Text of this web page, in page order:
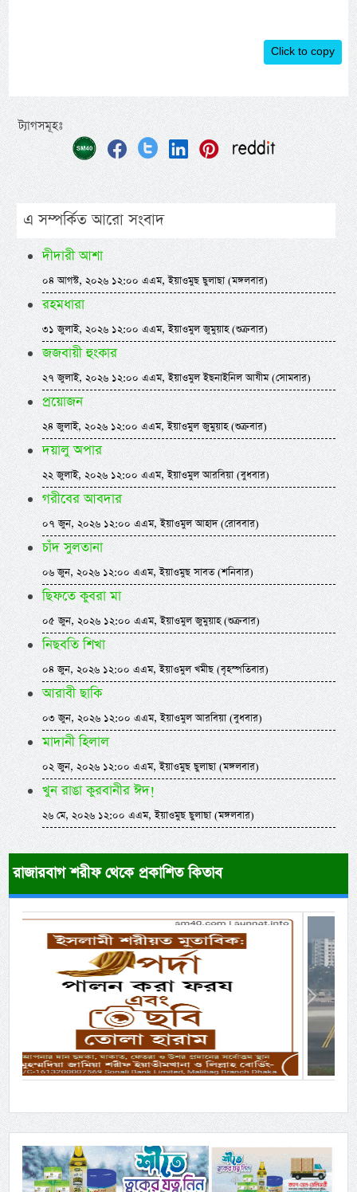
Click to copy
ট্যাগসমূহঃ
এ সম্পর্কিত আরো সংবাদ
দীদারী আশা
০৪ আগস্ট, ২০২৬ ১২:০০ এএম, ইয়াওমুছ ছুলাছা (মঙ্গলবার)
রহমধারা
৩১ জুলাই, ২০২৬ ১২:০০ এএম, ইয়াওমুল জুমুয়াহ (শুক্রবার)
জজবায়ী হুংকার
২৭ জুলাই, ২০২৬ ১২:০০ এএম, ইয়াওমুল ইছনাইনিল আযীম (সোমবার)
প্রয়োজন
২৪ জুলাই, ২০২৬ ১২:০০ এএম, ইয়াওমুল জুমুয়াহ (শুক্রবার)
দয়ালু অপার
২২ জুলাই, ২০২৬ ১২:০০ এএম, ইয়াওমুল আরবিয়া (বুধবার)
গরীবের আবদার
০৭ জুন, ২০২৬ ১২:০০ এএম, ইয়াওমুল আহাদ (রোববার)
চাঁদ সুলতানা
০৬ জুন, ২০২৬ ১২:০০ এএম, ইয়াওমুছ সাবত (শনিবার)
ছিফতে কুবরা মা
০৫ জুন, ২০২৬ ১২:০০ এএম, ইয়াওমুল জুমুয়াহ (শুক্রবার)
নিছবতি শিখা
০৪ জুন, ২০২৬ ১২:০০ এএম, ইয়াওমুল খমীছ (বৃহস্পতিবার)
আরাবী ছাকি
০৩ জুন, ২০২৬ ১২:০০ এএম, ইয়াওমুল আরবিয়া (বুধবার)
মাদানী হিলাল
০২ জুন, ২০২৬ ১২:০০ এএম, ইয়াওমুছ ছুলাছা (মঙ্গলবার)
খুন রাঙা কুরবানীর ঈদ!
২৬ মে, ২০২৬ ১২:০০ এএম, ইয়াওমুছ ছুলাছা (মঙ্গলবার)
রাজারবাগ শরীফ থেকে প্রকাশিত কিতাব
Next